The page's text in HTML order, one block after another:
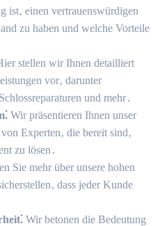
ist‚ einen vertrauenswürdigen
zu haben und welche Vorteile
stellen wir Ihnen detailliert
vor‚ darunter
und mehr․
Wir präsentieren Ihnen unser
Experten‚ die bereit sind‚
zu lösen․
Sie mehr über unsere hohen
dass jeder Kunde
Wir betonen die Bedeutung